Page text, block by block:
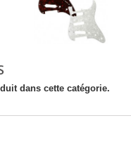
dans cette catégorie.